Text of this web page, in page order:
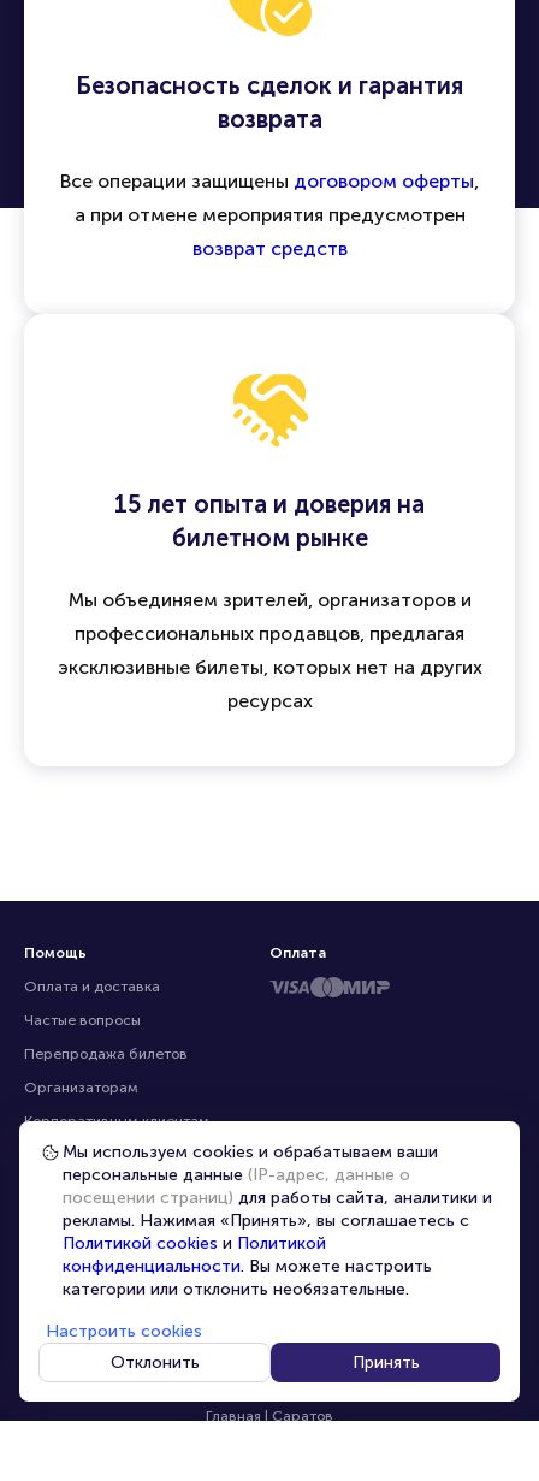
Безопасность сделок и гарантия
возврата
Все операции защищены договором оферты
а при отмене мероприятия предусмотрен
возврат средств
15 лет опыта и доверия на
билетном рынке
Мы объединяем зрителей, организаторов и
профессиональных продавцов, предлагая
эксклюзивные билеты, которых нет на других
ресурсах
Помощь
Оплата и доставка
Частые вопросы
Перепродажа билетов
Организаторам
Корпоративным клиентам
VIP-билеты
Условия использования
Персональные данные
Контакты
Карта сайта
Управление cookies
8-800-500-42-62
info@portalbilet.ru
Все площадки
Оплата
Главная | Саратов
Мы используем cookies и обрабатываем ваши
персональные данные (IP-адрес, данные о
посещении страниц) для работы сайта, аналитики и
рекламы. Нажимая «Принять», вы соглашаетесь с
Политикой cookies и Политикой
конфиденциальности. Вы можете настроить
категории или отклонить необязательные.
Настроить cookies
Отклонить
Принять